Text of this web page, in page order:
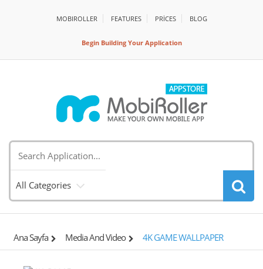
MOBIROLLER FEATURES PRİCES BLOG
Begin Building Your Application
All Categories
Ana Sayfa Media And Video 4K GAME WALLPAPER